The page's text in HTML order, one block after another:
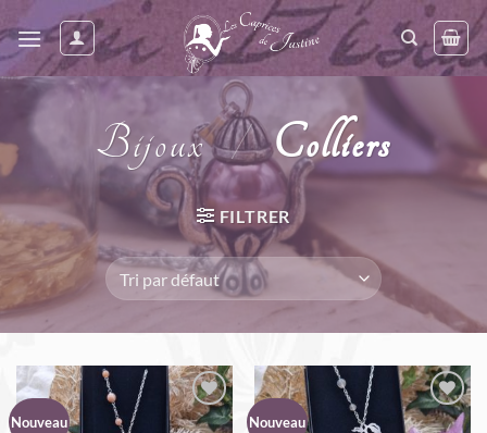
Passer
au
contenu
Bijoux / Colliers
FILTRER
Nouveau Nouveau